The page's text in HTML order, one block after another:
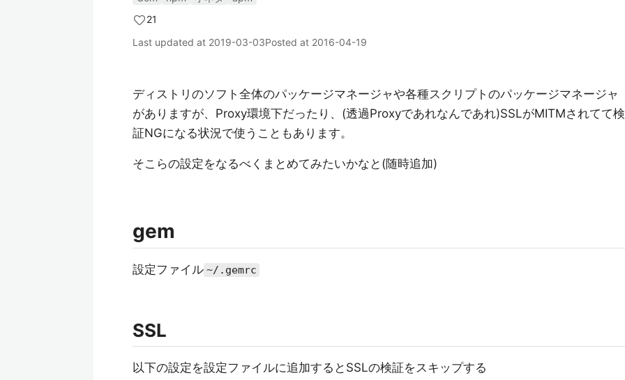
21
Last updated at 2019-03-03Posted at 2016-04-19
ディストリのソフト全体のパッケージマネージャや各種スクリプトのパッケージマネージャ
がありますが、Proxy環境下だったり、(透過Proxyであれなんであれ)SSLがMITMされてて検
証NGになる状況で使うこともあります。
そこらの設定をなるべくまとめてみたいかなと(随時追加)
gem
設定ファイル ~/.gemrc
SSL
以下の設定を設定ファイルに追加するとSSLの検証をスキップする